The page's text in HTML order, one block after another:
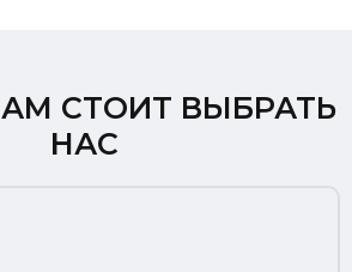
СТОИТ ВЫБРАТЬ
НАС